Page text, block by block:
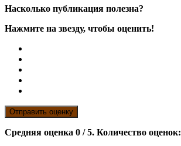
Насколько публикация полезна?
Нажмите на звезду, чтобы оценить!
Отправить оценку
Средняя оценка 0 / 5. Количество оценок: